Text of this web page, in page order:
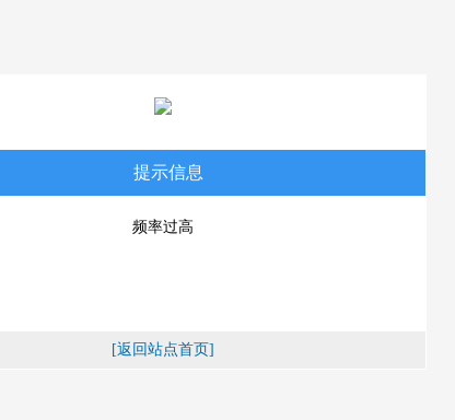
提示信息
频率过高
[返回站点首页]